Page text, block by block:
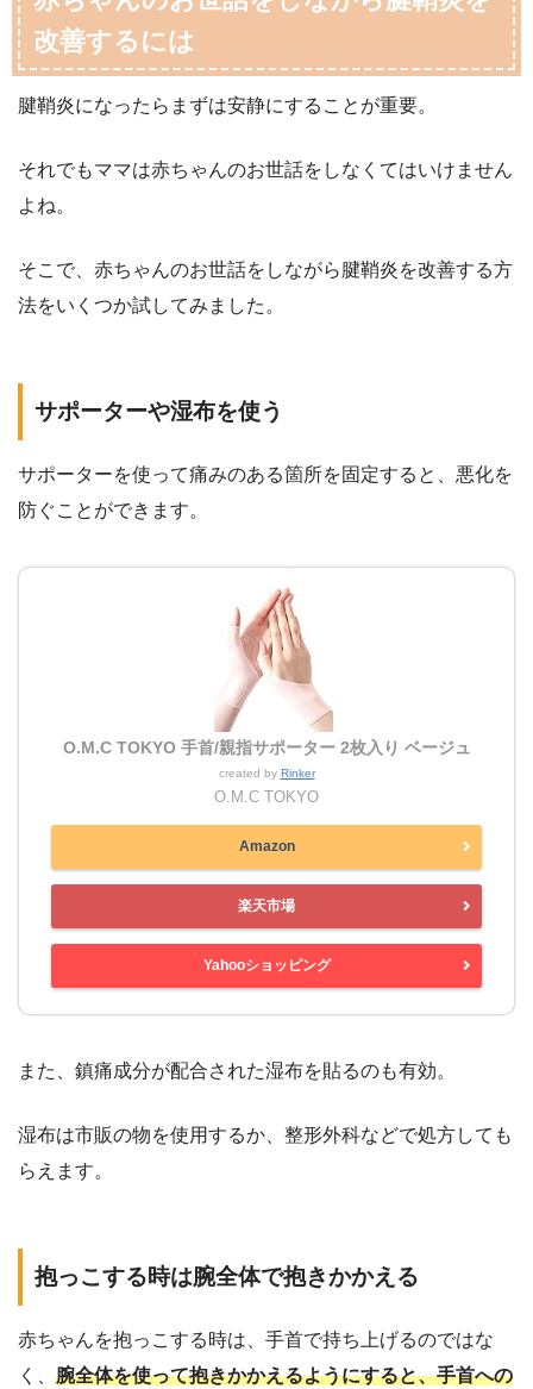
改善するには
腱鞘炎になったらまずは安静にすることが重要。
それでもママは赤ちゃんのお世話をしなくてはいけません
よね。
そこで、赤ちゃんのお世話をしながら腱鞘炎を改善する方
法をいくつか試してみました。
サポーターや湿布を使う
サポーターを使って痛みのある箇所を固定すると、悪化を
防ぐことができます。
O.M.C TOKYO 手首/親指サポーター 2枚入り ベージュ
created by Rinker
O.M.C TOKYO
Amazon
楽天市場
Yahooショッピング
また、鎮痛成分が配合された湿布を貼るのも有効。
湿布は市販の物を使用するか、整形外科などで処方しても
らえます。
抱っこする時は腕全体で抱きかかえる
赤ちゃんを抱っこする時は、手首で持ち上げるのではな
く、 腕全体を使って抱きかかえるようにすると、手首への